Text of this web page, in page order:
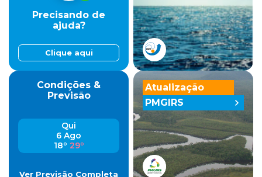
Precisando de
ajuda?
Clique aqui
Condições &
Previsão
Qui
6 Ago
18º 29º
Ver Previsão Completa
Atualização
PMGIRS